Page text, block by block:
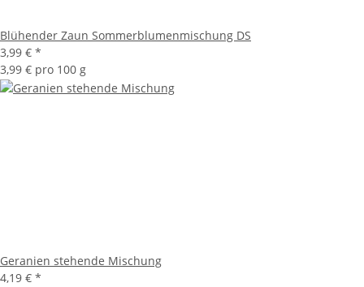
Blühender Zaun Sommerblumenmischung DS
3,99 € *
3,99 € pro 100 g
Geranien stehende Mischung
4,19 € *